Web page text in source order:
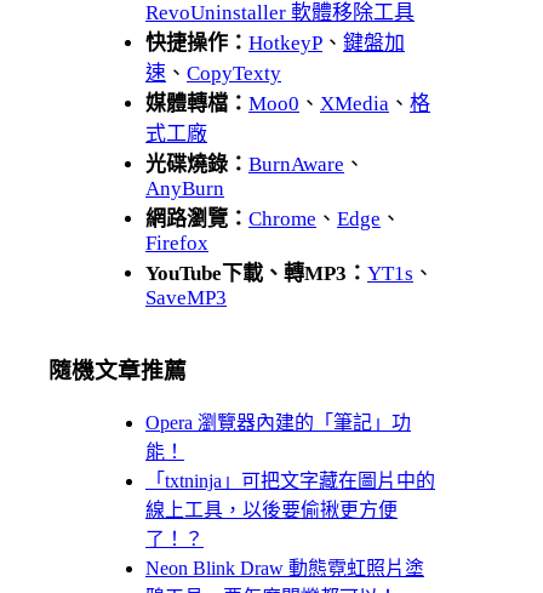
RevoUninstaller 軟體移除工具
快捷操作： HotkeyP 、 鍵盤加
速 、 CopyTexty
媒體轉檔： Moo0 、 XMedia 、 格
式工廠
光碟燒錄： BurnAware 、
AnyBurn
網路瀏覽： Chrome 、 Edge 、
Firefox
YouTube下載、轉MP3： YT1s 、
SaveMP3
隨機文章推薦
Opera 瀏覽器內建的「筆記」功
能！
「txtninja」可把文字藏在圖片中的
線上工具，以後要偷揪更方便
了！？
Neon Blink Draw 動態霓虹照片塗